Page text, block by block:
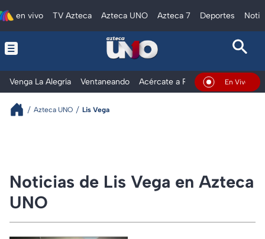
en vivo TV Azteca Azteca UNO Azteca 7 Deportes
Venga La Alegría Ventaneando Acércate a Rocío Al Extremo
En Vivo
Azteca UNO Lis Vega
Noticias de Lis Vega en Azteca
UNO